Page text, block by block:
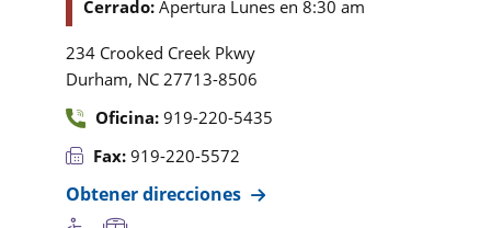
Cerrado: Apertura Lunes en 8:30 am
234 Crooked Creek Pkwy
Durham, NC 27713-8506
Oficina: 919-220-5435
Fax: 919-220-5572
Obtener direcciones